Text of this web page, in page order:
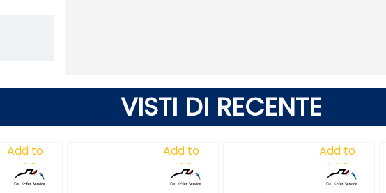
VISTI DI RECENTE
Add to
Wishlist
Add to
Wishlist
Add to
Wishlist